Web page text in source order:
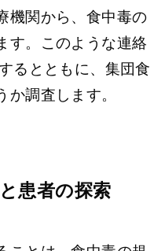
機関から、食中毒の
す。このような連絡
るとともに、集団食
か調査します。
患者の探索